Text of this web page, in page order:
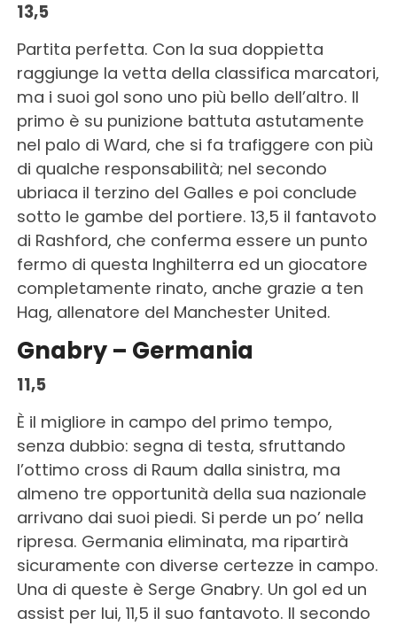
13,5
Partita perfetta. Con la sua doppietta
raggiunge la vetta della classifica marcatori,
ma i suoi gol sono uno più bello dell’altro. Il
primo è su punizione battuta astutamente
nel palo di Ward, che si fa trafiggere con più
di qualche responsabilità; nel secondo
ubriaca il terzino del Galles e poi conclude
sotto le gambe del portiere. 13,5 il fantavoto
di Rashford, che conferma essere un punto
fermo di questa Inghilterra ed un giocatore
completamente rinato, anche grazie a ten
Hag, allenatore del Manchester United.
Gnabry – Germania
11,5
È il migliore in campo del primo tempo,
senza dubbio: segna di testa, sfruttando
l’ottimo cross di Raum dalla sinistra, ma
almeno tre opportunità della sua nazionale
arrivano dai suoi piedi. Si perde un po’ nella
ripresa. Germania eliminata, ma ripartirà
sicuramente con diverse certezze in campo.
Una di queste è Serge Gnabry. Un gol ed un
assist per lui, 11,5 il suo fantavoto. Il secondo